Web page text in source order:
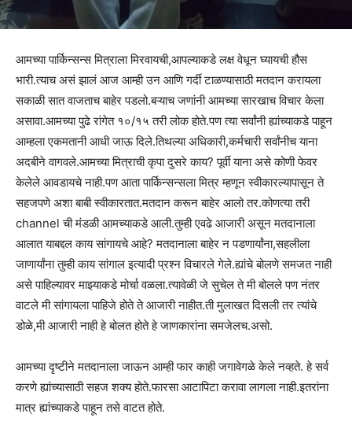
आमच्या पार्किन्सन्स मित्राला मिरवायची,आपल्याकडे लक्ष वेधून घ्यायची हौस
भारी.त्याच असं झालं आज आम्ही उन आणि गर्दी टाळण्यासाठी मतदान करायला
सकाळी सात वाजताच बाहेर पडलो.बऱ्याच जणांनी आमच्या सारखाच विचार केला
असावा.आमच्या पुढे रांगेत १०/१५ तरी लोक होते.पण त्या सर्वांनी ह्यांच्याकडे पाहून
आम्हला एकमतानी आधी जाऊ दिले.तिथल्या अधिकारी,कर्मचारी सर्वांनीच याना
अदबीने वागवले.आमच्या मित्राची कृपा दुसरे काय? पूर्वी याना असे कोणी फेवर
केलेले आवडायचे नाही.पण आता पार्किन्सन्सला मित्र म्हणून स्वीकारल्यापासून ते
सहजपणे अशा बाबी स्वीकारतात.मतदान करून बाहेर आलो तर.कोणत्या तरी
channel ची मंडळी आमच्याकडे आली.तुम्ही एवढे आजारी असून मतदानाला
आलात याबद्दल काय सांगायचे आहे? मतदानाला बाहेर न पडणार्यांना,सहलीला
जाणार्यांना तुम्ही काय सांगाल इत्यादी प्रश्न विचारले गेले.ह्यांचे बोलणे समजत नाही
असे पाहिल्यावर माझ्याकडे मोर्चा वळला.त्यावेळी जे सुचेल ते मी बोलले पण नंतर
वाटले मी सांगायला पाहिजे होते ते आजारी नाहीत.ती मुलाखत दिसली तर त्यांचे
डोळे,मी आजारी नाही हे बोलत होते हे जाणकारांना समजेलच.असो.
आमच्या दृष्टीने मतदानाला जाऊन आम्ही फार काही जगावेगळे केले नव्हते. हे सर्व
करणे ह्यांच्यासाठी सहज शक्य होते.फारसा आटापिटा करावा लागला नाही.इतरांना
मात्र ह्यांच्याकडे पाहून तसे वाटत होते.